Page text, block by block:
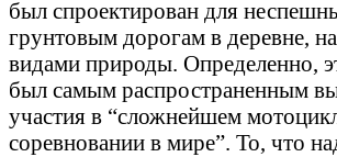
был спроектирован для
грунтовым дорогам в деревне,
видами природы. Определенно,
был самым распространенным
участия в “сложнейшем
соревновании в мире”. То, что